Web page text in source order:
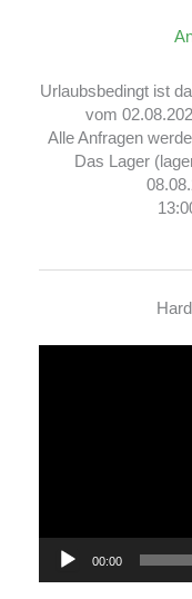
Urlaubsbedingt ist
vom
Alle Anfragen
Das Lager
00:00